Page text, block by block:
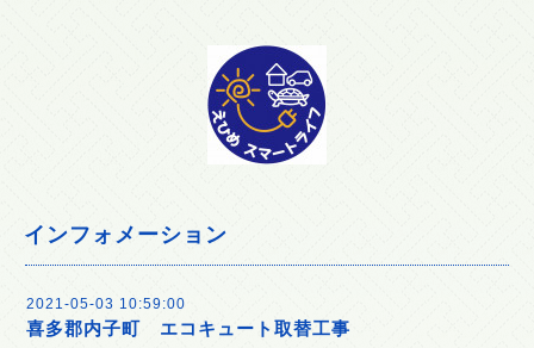
インフォメーション
2021-05-03 10:59:00
喜多郡内子町 エコキュート取替工事